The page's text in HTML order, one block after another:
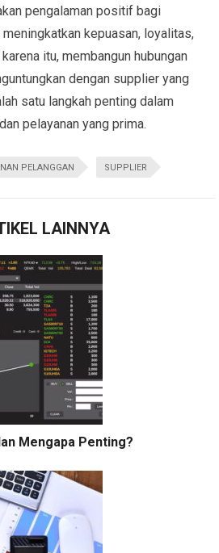
pengalaman positif bagi
kepuasan, loyalitas,
itu, membangun hubungan
dengan supplier yang
satu langkah penting dalam
pelayanan yang prima.
PELANGGAN SUPPLIER
LAINNYA
Mengapa Penting?